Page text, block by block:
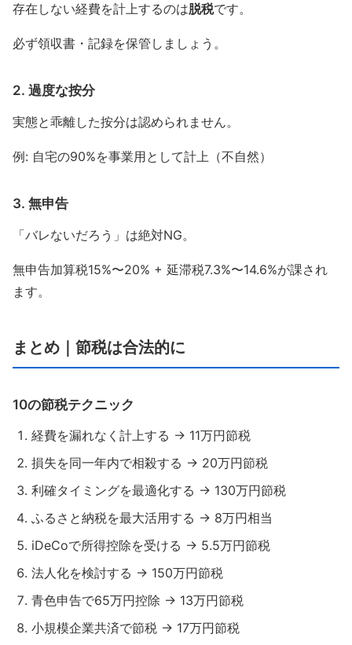
存在しない経費を計上するのは脱税です。
必ず領収書・記録を保管しましょう。
2. 過度な按分
実態と乖離した按分は認められません。
例: 自宅の90%を事業用として計上（不自然）
3. 無申告
「バレないだろう」は絶対NG。
無申告加算税15%〜20% + 延滞税7.3%〜14.6%が課され
ます。
まとめ｜節税は合法的に
10の節税テクニック
経費を漏れなく計上する → 11万円節税
損失を同一年内で相殺する → 20万円節税
利確タイミングを最適化する → 130万円節税
ふるさと納税を最大活用する → 8万円相当
iDeCoで所得控除を受ける → 5.5万円節税
法人化を検討する → 150万円節税
青色申告で65万円控除 → 13万円節税
小規模企業共済で節税 → 17万円節税